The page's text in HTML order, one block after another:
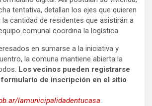
tentativa, detallan los ejes que quieren
cantidad de residentes que asistirán a
comunal coordina la logística.
en sumarse a la iniciativa y
la comuna mantiene abierta la
Los vecinos pueden registrarse
de inscripción en el sitio
lamunicipalidadentucasa.